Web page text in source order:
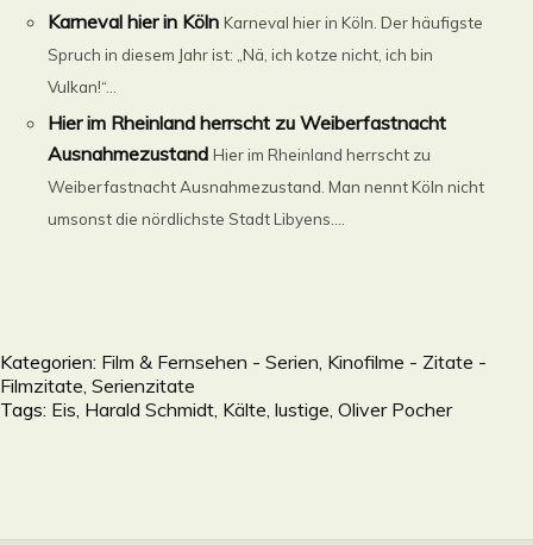
Karneval hier in Köln Karneval hier in Köln. Der häufigste
Spruch in diesem Jahr ist: „Nä, ich kotze nicht, ich bin
Vulkan!“...
Hier im Rheinland herrscht zu Weiberfastnacht
Ausnahmezustand Hier im Rheinland herrscht zu
Weiberfastnacht Ausnahmezustand. Man nennt Köln nicht
umsonst die nördlichste Stadt Libyens....
Kategorien: Film & Fernsehen - Serien, Kinofilme - Zitate -
Filmzitate, Serienzitate
Tags: Eis Harald Schmidt Kälte lustige Oliver Pocher